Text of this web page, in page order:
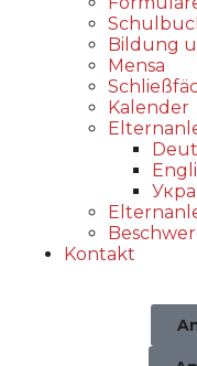
Bildung
Mensa
Kalender
Kontakt